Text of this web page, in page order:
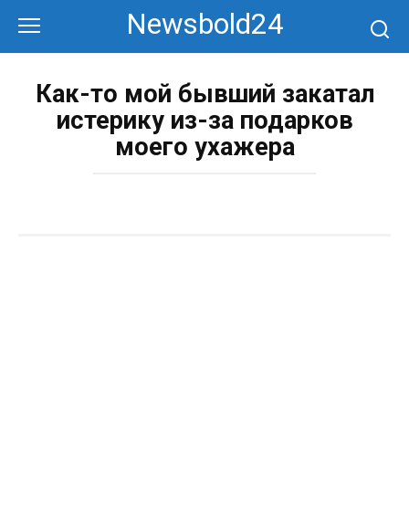
контенту
Newsbold24
Как-то мой бывший закатал
истерику из-за подарков
моего ухажера